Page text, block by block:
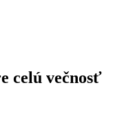
celú večnosť